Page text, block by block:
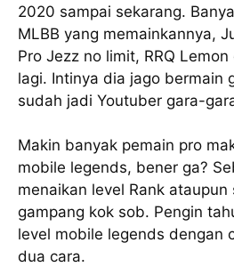
2020 sampai sekarang.
MLBB yang memainkannya,
Pro Jezz no limit, RRQ
lagi. Intinya dia jago bermain
sudah jadi Youtuber gara-
Makin banyak pemain pro
mobile legends, bener ga?
menaikan level Rank
gampang kok sob. Pengin
level mobile legends dengan
dua cara.